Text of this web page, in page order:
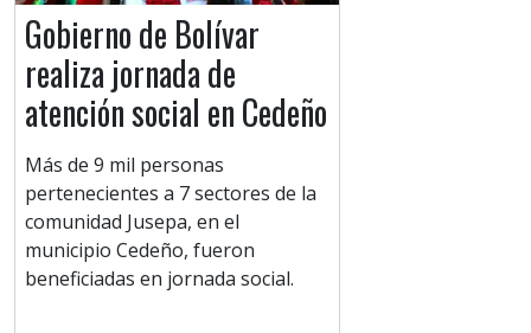
Gobierno de Bolívar
realiza jornada de
atención social en Cedeño
Más de 9 mil personas
pertenecientes a 7 sectores de la
comunidad Jusepa, en el
municipio Cedeño, fueron
beneficiadas en jornada social.